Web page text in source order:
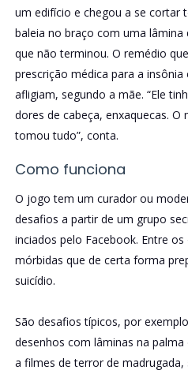
um edifício e chegou a se cortar
baleia no braço com uma lâmina
que não terminou. O remédio
prescrição médica para a insônia
afligiam, segundo a mãe. “Ele
dores de cabeça, enxaquecas.
tomou tudo”, conta.
Como funciona
O jogo tem um curador ou
desafios a partir de um grupo
inciados pelo Facebook. Entre
mórbidas que de certa forma
suicídio.
São desafios típicos, por
desenhos com lâminas na
a filmes de terror de